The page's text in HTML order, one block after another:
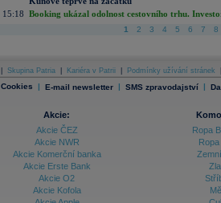
15:18 Booking ukázal odolnost cestovního trhu.
1 2 3 4 5 6 7 8
Skupina Patria Kariéra v Patrii Podmínky užívání stránek
Cookies | E-mail newsletter | SMS zpravodajství |
Akcie:
Akcie ČEZ
Akcie NWR
Akcie Komerční banka
Akcie Erste Bank
Akcie O2
Akcie Kofola
Ropa
Ropa